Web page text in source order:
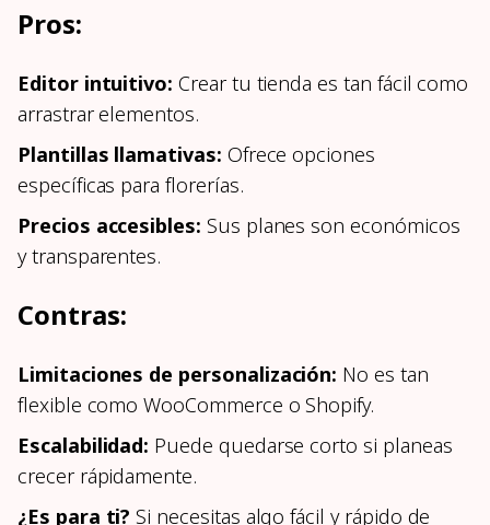
Pros:
Editor intuitivo: Crear tu tienda es tan fácil como
arrastrar elementos.
Plantillas llamativas: Ofrece opciones
específicas para florerías.
Precios accesibles: Sus planes son económicos
y transparentes.
Contras:
Limitaciones de personalización: No es tan
flexible como WooCommerce o Shopify.
Escalabilidad: Puede quedarse corto si planeas
crecer rápidamente.
¿Es para ti? Si necesitas algo fácil y rápido de